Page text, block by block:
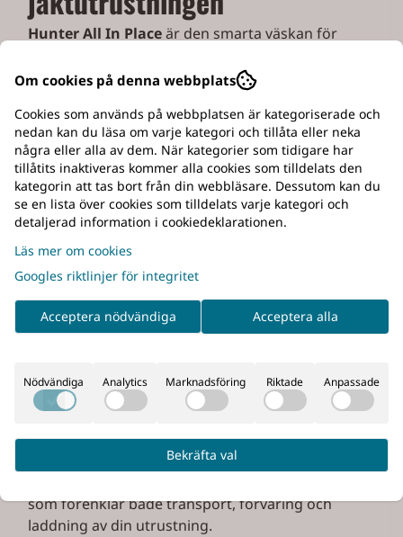
Hunter All In Placeär den smarta väskan för
flera praktiska fack får du plats med jaktradio,
andra viktiga tillbehör – organiserat, skyddat och
alltid nära till hands.
Den robusta konstruktionen med slitstarka
material och kraftiga dragkedjor är utvecklad för
att klara tuffa förhållanden i skogen, jaktkojan,
bilen eller hemma.
Samla och ladda all
utrustning på ett ställe
skapa en komplett laddstation för jaktens
elektronik. Ladda flera enheter samtidigt och håll
redo inför nästa jaktpass.
som förenklar både transport, förvaring och
laddning av din utrustning.
Om cookies på denna webbplats
Cookies som används på webbplatsen är kategoriserade och
nedan kan du läsa om varje kategori och tillåta eller neka
några eller alla av dem. När kategorier som tidigare har
tillåtits inaktiveras kommer alla cookies som tilldelats den
kategorin att tas bort från din webbläsare. Dessutom kan du
se en lista över cookies som tilldelats varje kategori och
detaljerad information i cookiedeklarationen.
Läs mer om cookies
Googles riktlinjer för integritet
Acceptera nödvändiga Acceptera alla
Nödvändiga Analytics Marknadsföring Riktade Anpassade
Bekräfta val